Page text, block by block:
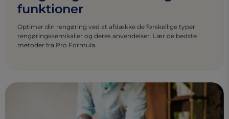
funktioner
Optimer din rengøring ved at afdække de forskellige typer
rengøringskemikalier og deres anvendelser. Lær de bedste
metoder fra Pro Formula.